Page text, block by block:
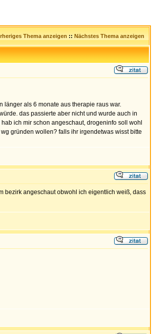
Thema anzeigen :: Nächstes Thema anzeigen
länger als 6 monate aus therapie raus war.
das passierte aber nicht und wurde auch in
ich mir schon angeschaut, drogeninfo soll wohl
gründen wollen? falls ihr irgendetwas wisst bitte
bezirk angeschaut obwohl ich eigentlich weiß, dass